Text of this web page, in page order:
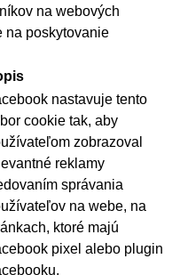
na webových
na poskytovanie
nastavuje tento
cookie tak, aby
zobrazoval
reklamy
správania
na webe, na
ktoré majú
pixel alebo plugin